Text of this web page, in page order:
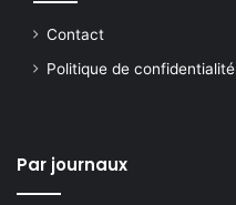
Contact
Politique de confidentialité
Par journaux